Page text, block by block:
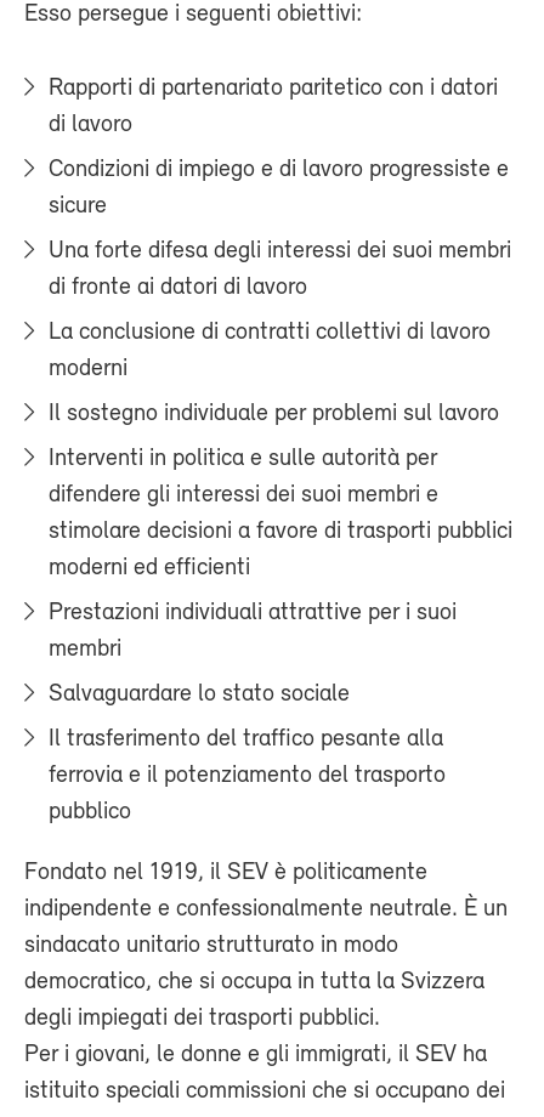
Esso persegue i seguenti obiettivi:
Rapporti di partenariato paritetico con i datori
di lavoro
Condizioni di impiego e di lavoro progressiste e
sicure
Una forte difesa degli interessi dei suoi membri
di fronte ai datori di lavoro
La conclusione di contratti collettivi di lavoro
moderni
Il sostegno individuale per problemi sul lavoro
Interventi in politica e sulle autorità per
difendere gli interessi dei suoi membri e
stimolare decisioni a favore di trasporti pubblici
moderni ed efficienti
Prestazioni individuali attrattive per i suoi
membri
Salvaguardare lo stato sociale
Il trasferimento del traffico pesante alla
ferrovia e il potenziamento del trasporto
pubblico
Fondato nel 1919, il SEV è politicamente
indipendente e confessionalmente neutrale. È un
sindacato unitario strutturato in modo
democratico, che si occupa in tutta la Svizzera
degli impiegati dei trasporti pubblici.
Per i giovani, le donne e gli immigrati, il SEV ha
istituito speciali commissioni che si occupano dei